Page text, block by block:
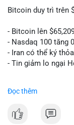
Bitcoin duy trì trên
- Bitcoin lên
- Nasdaq 100 tăng
- Iran có thể ký
- Tin giảm lo ngại
Đọc thêm